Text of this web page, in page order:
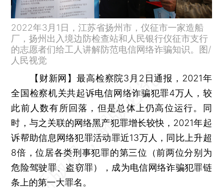
2022年3月1日，江苏省扬州市，仪征市一家造船
厂，扬州出入境边防检查站和人民银行仪征市支行
的志愿者们给工人讲解防范电信网络诈骗知识。图/
人民视觉
【财新网】最高检察院3月2日通报，2021年
全国检察机关共起诉电信网络诈骗犯罪4万人，较
此前人数有所回落，但是总体上仍高位运行。同
时，与之关联的网络黑产犯罪增长较快，2021年起
诉帮助信息网络犯罪活动罪近13万人，同比上升超
8倍，位居各类刑事犯罪的第三位（前两位分别为
危险驾驶罪、盗窃罪），成为电信网络诈骗犯罪链
条上的第一大罪名。